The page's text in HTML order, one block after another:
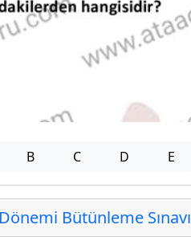
B C D E
Bütünleme Sınavı